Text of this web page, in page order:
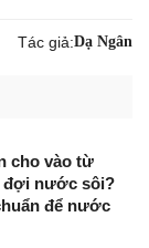
Tác giả:Dạ Ngân
cho vào từ
đợi nước sôi?
để nước